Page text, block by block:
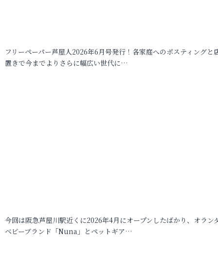
フリーペーパー芦屋人2026年6月号発行！各家庭へのポスティングと
置きで今までよりさらに幅広い世代に…
今回は阪急芦屋川駅近くに2026年4月にオープンしたばかり、オラン
ベビーブランド「Nuna」とペットギア…